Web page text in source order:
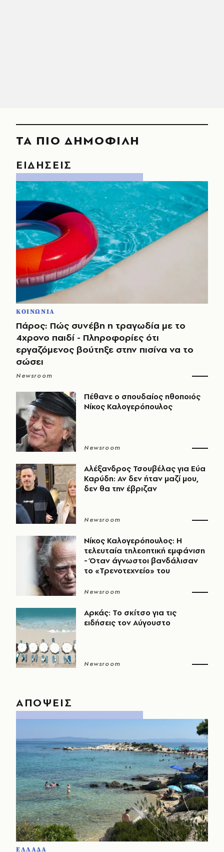
ΤΑ ΠΙΟ ΔΗΜΟΦΙΛΗ
ΕΙΔΗΣΕΙΣ
ΚΟΙΝΩΝΙΑ
Πάρος: Πώς συνέβη η τραγωδία με το
4χρονο παιδί - Πληροφορίες ότι
εργαζόμενος βούτηξε στην πισίνα να το
σώσει
Newsroom
Πέθανε ο σπουδαίος ηθοποιός
Νίκος Καλογερόπουλος
Newsroom
Αλέξανδρος Τσουβέλας για Εύα
Καρύδη: Αν δεν ήταν μαζί μου,
δεν θα την έβριζαν
Newsroom
Νίκος Καλογερόπουλος: Η
τελευταία τηλεοπτική εμφάνιση
- Όταν άγνωστοι βανδάλισαν
το «Τρενοτεχνείο» του
Newsroom
Αρκάς: Το σκίτσο για τις
ειδήσεις τον Αύγουστο
Newsroom
ΑΠΟΨΕΙΣ
ΕΛΛΑΔΑ